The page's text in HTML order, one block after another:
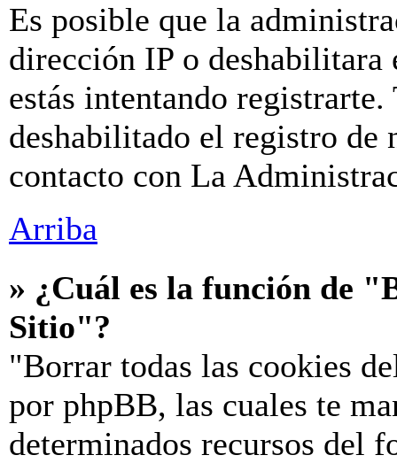
Es posible que la
dirección IP o deshabilitara
estás intentando
deshabilitado el registro de
contacto con La
Arriba
» ¿Cuál es la función de
Sitio"?
"Borrar todas las cookies
por phpBB, las cuales te
determinados recursos del